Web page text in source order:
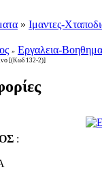
» Ιμαντες-
» Εργαλεια-
[(Κωδ 132-2)]
: